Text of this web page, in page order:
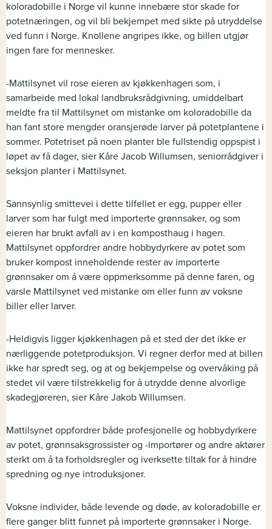
koloradobille i Norge vil kunne innebære stor skade for
potetnæringen, og vil bli bekjempet med sikte på utryddelse
ved funn i Norge. Knollene angripes ikke, og billen utgjør
ingen fare for mennesker.
-Mattilsynet vil rose eieren av kjøkkenhagen som, i
samarbeide med lokal landbruksrådgivning, umiddelbart
meldte fra til Mattilsynet om mistanke om koloradobille da
han fant store mengder oransjerøde larver på potetplantene i
sommer. Potetriset på noen planter ble fullstendig oppspist i
løpet av få dager, sier Kåre Jacob Willumsen, seniorrådgiver i
seksjon planter i Mattilsynet.
Sannsynlig smittevei i dette tilfellet er egg, pupper eller
larver som har fulgt med importerte grønnsaker, og som
eieren har brukt avfall av i en komposthaug i hagen.
Mattilsynet oppfordrer andre hobbydyrkere av potet som
bruker kompost inneholdende rester av importerte
grønnsaker om å være oppmerksomme på denne faren, og
varsle Mattilsynet ved mistanke om eller funn av voksne
biller eller larver.
-Heldigvis ligger kjøkkenhagen på et sted der det ikke er
nærliggende potetproduksjon. Vi regner derfor med at billen
ikke har spredt seg, og at og bekjempelse og overvåking på
stedet vil være tilstrekkelig for å utrydde denne alvorlige
skadegjøreren, sier Kåre Jakob Willumsen.
Mattilsynet oppfordrer både profesjonelle og hobbydyrkere
av potet, grønnsaksgrossister og -importører og andre aktører
sterkt om å ta forholdsregler og iverksette tiltak for å hindre
spredning og nye introduksjoner.
Voksne individer, både levende og døde, av koloradobille er
flere ganger blitt funnet på importerte grønnsaker i Norge.